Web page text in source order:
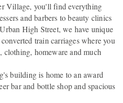
Village, you'll find everything
and barbers to beauty clinics
High Street, we have unique
train carriages where you
clothing, homeware and much
building is home to an award
bar and bottle shop and spacious